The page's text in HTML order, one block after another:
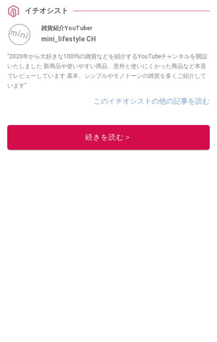
イチオシスト
雑貨紹介YouTuber
mini_lifestyle CH
"2020年から大好きな100均の雑貨などを紹介するYouTubeチャンネルを開設
いたしました 新商品や使いやすい商品、意外と使いにくかった商品など本音
でレビューしています 基本、シンプルやモノトーンの雑貨を多くご紹介して
います"
このイチオシストの他の記事を読む
続きを読む＞